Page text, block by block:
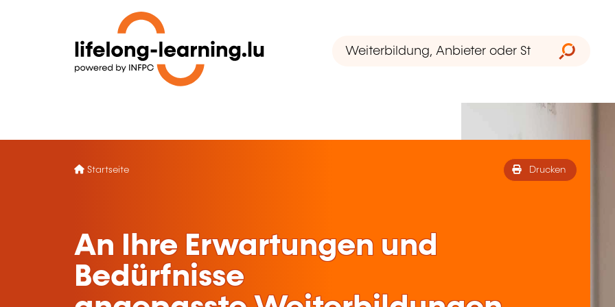
Startseite Drucken
An Ihre Erwartungen und
Bedürfnisse